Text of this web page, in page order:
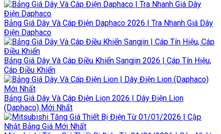
Bảng Giá Dây Và Cáp Điện Daphaco 2026 | Tra Nhanh Giá Dây
Điện Daphaco
Bảng Giá Dây Và Cáp Điều Khiển Sangjin 2026 | Cáp Tín Hiệu,
Cáp Điều Khiển
Bảng Giá Dây Và Cáp Điện Lion 2026 | Dây Điện Lion
(Daphaco) Mới Nhất